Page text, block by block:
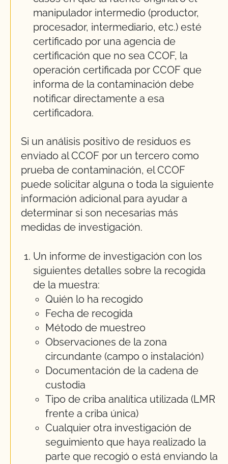
manipulador intermedio (productor,
procesador, intermediario, etc.) esté
certificado por una agencia de
certificación que no sea CCOF, la
operación certificada por CCOF que
informa de la contaminación debe
notificar directamente a esa
certificadora.
Si un análisis positivo de residuos es
enviado al CCOF por un tercero como
prueba de contaminación, el CCOF
puede solicitar alguna o toda la siguiente
información adicional para ayudar a
determinar si son necesarias más
medidas de investigación.
Un informe de investigación con los
siguientes detalles sobre la recogida
de la muestra:
Quién lo ha recogido
Fecha de recogida
Método de muestreo
Observaciones de la zona
circundante (campo o instalación)
Documentación de la cadena de
custodia
Tipo de criba analítica utilizada (LMR
frente a criba única)
Cualquier otra investigación de
seguimiento que haya realizado la
parte que recogió o está enviando la